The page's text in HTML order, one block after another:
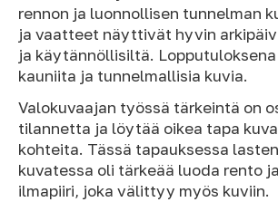
rennon ja luonnollisen tunnelman
ja vaatteet näyttivät hyvin
ja käytännöllisiltä.
kauniita ja tunnelmallisia kuvia.
Valokuvaajan työssä tärkeintä on
tilannetta ja löytää oikea tapa
kohteita. Tässä tapauksessa
kuvatessa oli tärkeää luoda rento
ilmapiiri, joka välittyy myös kuviin.